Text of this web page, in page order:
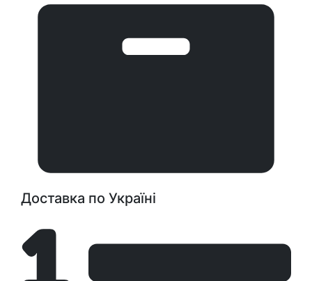
Доставка по Україні